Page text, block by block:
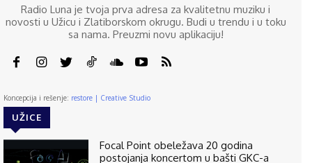
Radio Luna je tvoja prva adresa za kvalitetnu muziku i
novosti u Užicu i Zlatiborskom okrugu. Budi u trendu i u toku
sa nama. Preuzmi novu aplikaciju!
Koncepcija i rešenje: restore | Creative Studio
UŽICE
Focal Point obeležava 20 godina
postojanja koncertom u bašti GKC-a